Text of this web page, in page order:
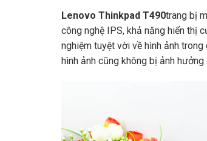
Lenovo Thinkpad T490trang bị
công nghệ IPS, khả năng hiển thị
nghiệm tuyệt vời về hình ảnh
hình ảnh cũng không bị ảnh